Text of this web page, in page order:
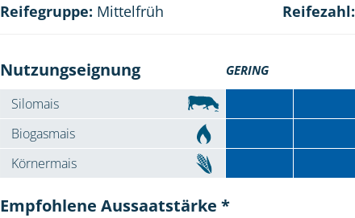
Reifegruppe: Mittelfrüh Reifezahl:
Nutzungseignung GERING
Silomais
Biogasmais
Körnermais
Empfohlene Aussaatstärke *